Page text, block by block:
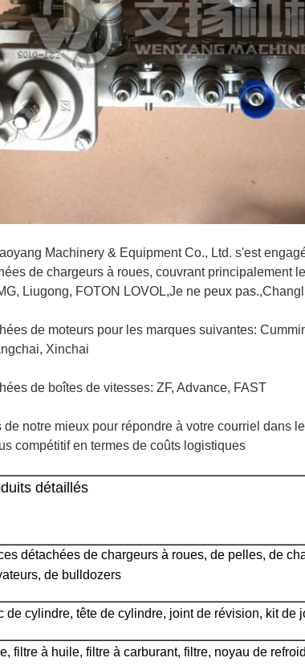
Machinery & Equipment Co., Ltd. s'est
de chargeurs à roues, couvrant principalement
Liugong, FOTON LOVOL,Je ne peux
de moteurs pour les marques suivantes:
Xinchai
de boîtes de vitesses: ZF, Advance, FAST
de notre mieux pour répondre à votre courriel dans
compétitif en termes de coûts logistiques
détaillés
détachées de chargeurs à roues, de pelles, de
de bulldozers
de cylindre, tête de cylindre, joint de révision, kit de
filtre à huile, filtre à carburant, filtre, noyau de